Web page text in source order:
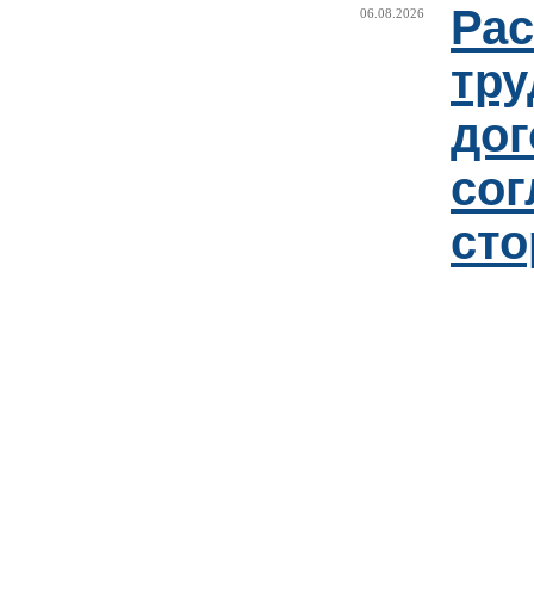
06.08.2026